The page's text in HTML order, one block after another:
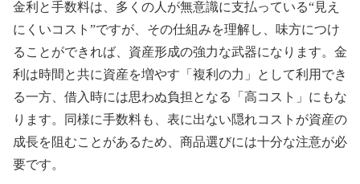
金利と手数料は、多くの人が無意識に支払っている“見え
にくいコスト”ですが、その仕組みを理解し、味方につけ
ることができれば、資産形成の強力な武器になります。金
利は時間と共に資産を増やす「複利の力」として利用でき
る一方、借入時には思わぬ負担となる「高コスト」にもな
ります。同様に手数料も、表に出ない隠れコストが資産の
成長を阻むことがあるため、商品選びには十分な注意が必
要です。